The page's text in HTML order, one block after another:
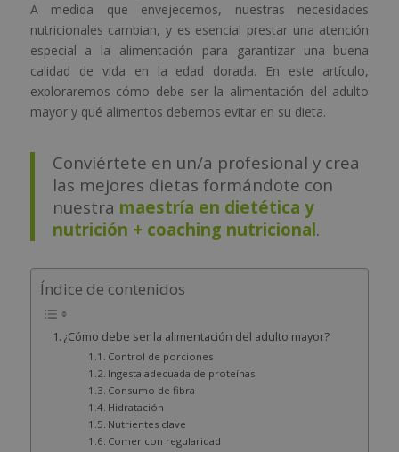
A medida que envejecemos, nuestras necesidades
nutricionales cambian, y es esencial prestar una atención
especial a la alimentación para garantizar una buena
calidad de vida en la edad dorada. En este artículo,
exploraremos cómo debe ser la alimentación del adulto
mayor y qué alimentos debemos evitar en su dieta.
Conviértete en un/a profesional y crea
las mejores dietas formándote con
nuestra maestría en dietética y
nutrición + coaching nutricional.
Índice de contenidos
¿Cómo debe ser la alimentación del adulto mayor?
Control de porciones
Ingesta adecuada de proteínas
Consumo de fibra
Hidratación
Nutrientes clave
Comer con regularidad